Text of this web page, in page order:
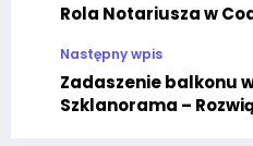
Rola Notariusza w
Następny wpis
Zadaszenie balkonu
Szklanorama –